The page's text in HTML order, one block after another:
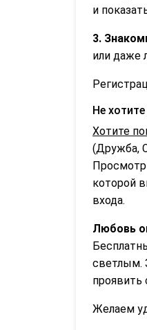
и
3.
или даже
Не
Хотите
(Дружба,
Просмотр
которой
входа.
Любовь
светлым.
Желаем